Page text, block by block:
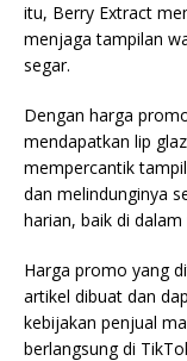
itu, Berry Extract
menjaga tampilan
segar.
Dengan harga
mendapatkan lip
mempercantik
dan melindunginya
harian, baik di
Harga promo yang
artikel dibuat dan
kebijakan penjual
berlangsung di